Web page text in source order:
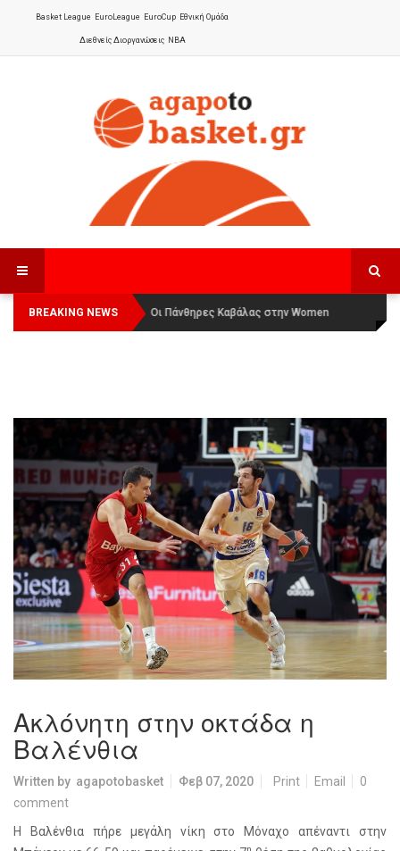
Basket League EuroLeague EuroCup Εθνική Ομάδα
Διεθνείς Διοργανώσεις NBA
BREAKING NEWS
Οι Πάνθηρες Καβάλας στην Women
Basketball League 1
Αναχώρησε για τα Γιάννενα η Εθνική
Γυναικών:
Ακλόνητη στην οκτάδα η
Βαλένθια
Written by agapotobasket Φεβ 07, 2020 Print Email
0
comment
Η Βαλένθια πήρε μεγάλη νίκη στο Μόναχο απέναντι στην